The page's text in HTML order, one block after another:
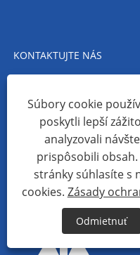
KONTAKTUJTE NÁS
Email:
Adresa: č. 8, Hengrui
Shandong 266300, Čína
Súbory cookie
poskytli lepší
analyzovali
prispôsobili
stránky súhlasíte s
cookies. Zásady
Odmietnuť